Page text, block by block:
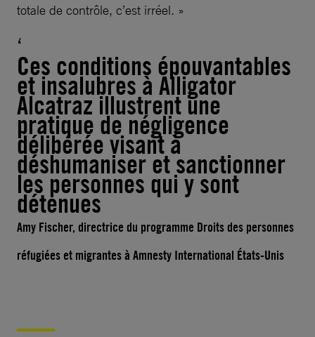
totale de contrôle, c’est irréel. »
Ces conditions épouvantables
et insalubres à Alligator
Alcatraz illustrent une
pratique de négligence
délibérée visant à
déshumaniser et sanctionner
les personnes qui y sont
détenues
Amy Fischer, directrice du programme Droits des personnes
réfugiées et migrantes à Amnesty International États-Unis